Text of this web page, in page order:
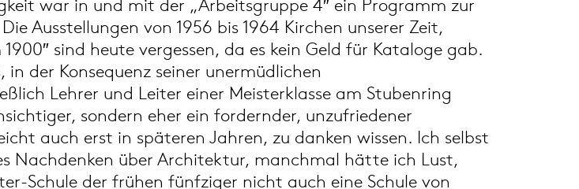
Ausstellungen von 1956 bis 1964 Kirchen unserer Zeit,
sind heute vergessen, da es kein Geld für Kataloge gab.
der Konsequenz seiner unermüdlichen
Lehrer und Leiter einer Meisterklasse am Stubenring
sondern eher ein fordernder, unzufriedener
auch erst in späteren Jahren, zu danken wissen. Ich selbst
Nachdenken über Architektur, manchmal hätte ich Lust,
Schule der frühen fünfziger nicht auch eine Schule von